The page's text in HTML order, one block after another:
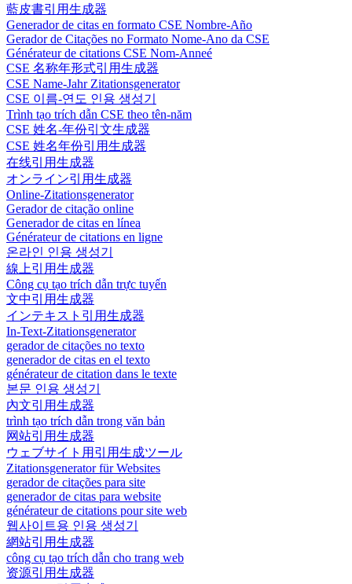
藍皮書引用生成器
Generador de citas en formato CSE Nombre-Año
Gerador de Citações no Formato Nome-Ano da CSE
Générateur de citations CSE Nom-Anneé
CSE 名称年形式引用生成器
CSE Name-Jahr Zitationsgenerator
CSE 이름-연도 인용 생성기
Trình tạo trích dẫn CSE theo tên-năm
CSE 姓名-年份引文生成器
CSE 姓名年份引用生成器
在线引用生成器
オンライン引用生成器
Online-Zitationsgenerator
Gerador de citação online
Generador de citas en línea
Générateur de citations en ligne
온라인 인용 생성기
線上引用生成器
Công cụ tạo trích dẫn trực tuyến
文中引用生成器
インテキスト引用生成器
In-Text-Zitationsgenerator
gerador de citações no texto
generador de citas en el texto
générateur de citation dans le texte
본문 인용 생성기
內文引用生成器
trình tạo trích dẫn trong văn bản
网站引用生成器
ウェブサイト用引用生成ツール
Zitationsgenerator für Websites
gerador de citações para site
generador de citas para website
générateur de citations pour site web
웹사이트용 인용 생성기
網站引用生成器
công cụ tạo trích dẫn cho trang web
资源引用生成器